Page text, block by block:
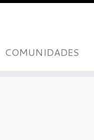
COMUNIDADES